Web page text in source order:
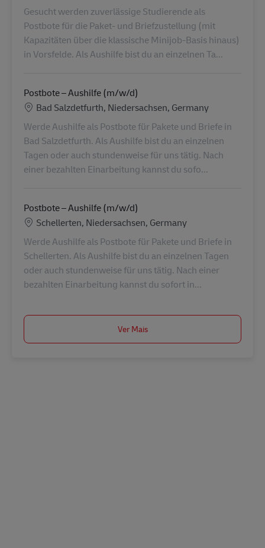
Gesucht werden zuverlässige Studierende als
Postbote für die Paket- und Briefzustellung (mit
Kapazitäten über die klassische Minijob-Basis hinaus)
in Vorsfelde. Als Aushilfe bist du an einzelnen Ta...
Postbote – Aushilfe (m/w/d)
Localização
Bad Salzdetfurth, Niedersachsen, Germany
Werde Aushilfe als Postbote für Pakete und Briefe in
Bad Salzdetfurth. Als Aushilfe bist du an einzelnen
Tagen oder auch stundenweise für uns tätig. Nach
einer bezahlten Einarbeitung kannst du sofo...
Postbote – Aushilfe (m/w/d)
Localização
Schellerten, Niedersachsen, Germany
Werde Aushilfe als Postbote für Pakete und Briefe in
Schellerten. Als Aushilfe bist du an einzelnen Tagen
oder auch stundenweise für uns tätig. Nach einer
bezahlten Einarbeitung kannst du sofort in...
Ver Mais